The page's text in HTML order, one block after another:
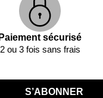
Paiement sécurisé
2 ou 3 fois sans frais